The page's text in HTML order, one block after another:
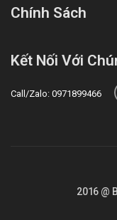
Chính Sách
Kết Nối Với
Call/Zalo: 0971899466
2016 @